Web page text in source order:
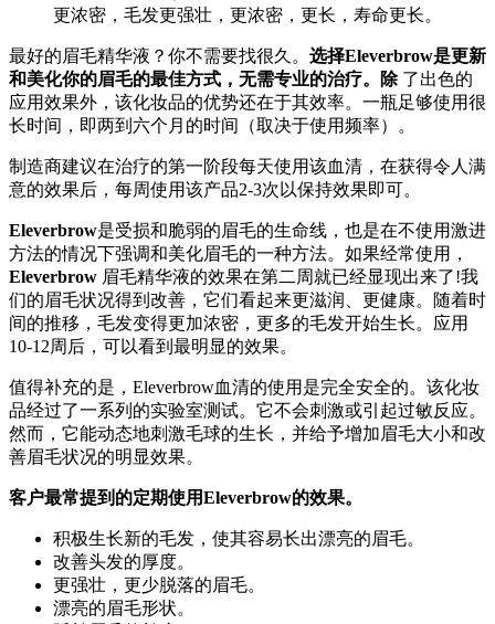
更浓密，毛发更强壮，更浓密，更长，寿命更长。
最好的眉毛精华液？你不需要找很久。 选择Eleverbrow是更新
和美化你的眉毛的最佳方式，无需专业的治疗。除 了出色的
应用效果外，该化妆品的优势还在于其效率。一瓶足够使用很
长时间，即两到六个月的时间（取决于使用频率）。
制造商建议在治疗的第一阶段每天使用该血清，在获得令人满
意的效果后，每周使用该产品2-3次以保持效果即可。
Eleverbrow是受损和脆弱的眉毛的生命线，也是在不使用激进
方法的情况下强调和美化眉毛的一种方法。如果经常使用，
Eleverbrow 眉毛精华液的效果在第二周就已经显现出来了!我
们的眉毛状况得到改善，它们看起来更滋润、更健康。随着时
间的推移，毛发变得更加浓密，更多的毛发开始生长。应用
10-12周后，可以看到最明显的效果。
值得补充的是，Eleverbrow血清的使用是完全安全的。该化妆
品经过了一系列的实验室测试。它不会刺激或引起过敏反应。
然而，它能动态地刺激毛球的生长，并给予增加眉毛大小和改
善眉毛状况的明显效果。
客户最常提到的定期使用Eleverbrow的效果。
积极生长新的毛发，使其容易长出漂亮的眉毛。
改善头发的厚度。
更强壮，更少脱落的眉毛。
漂亮的眉毛形状。